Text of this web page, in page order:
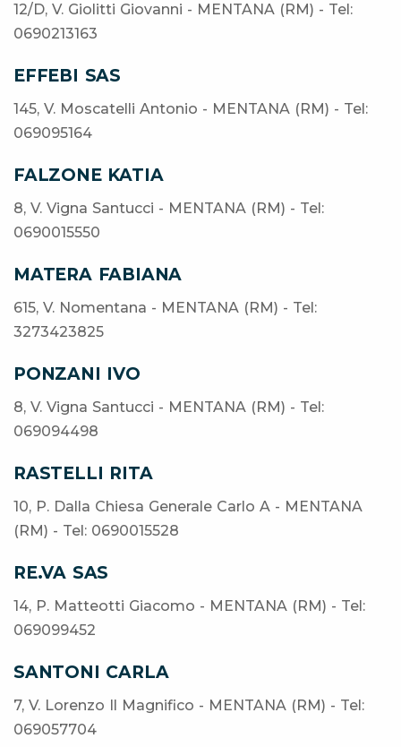
12/D, V. Giolitti Giovanni - MENTANA (RM) - Tel:
0690213163
EFFEBI SAS
145, V. Moscatelli Antonio - MENTANA (RM) - Tel:
069095164
FALZONE KATIA
8, V. Vigna Santucci - MENTANA (RM) - Tel:
0690015550
MATERA FABIANA
615, V. Nomentana - MENTANA (RM) - Tel:
3273423825
PONZANI IVO
8, V. Vigna Santucci - MENTANA (RM) - Tel:
069094498
RASTELLI RITA
10, P. Dalla Chiesa Generale Carlo A - MENTANA
(RM) - Tel: 0690015528
RE.VA SAS
14, P. Matteotti Giacomo - MENTANA (RM) - Tel:
069099452
SANTONI CARLA
7, V. Lorenzo Il Magnifico - MENTANA (RM) - Tel:
069057704